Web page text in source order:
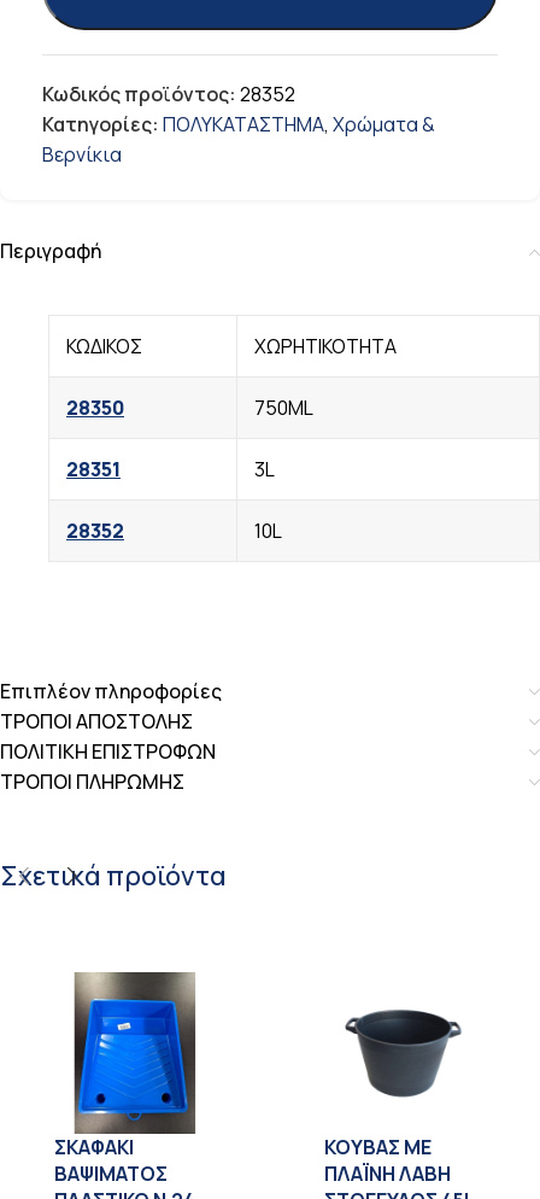
Κωδικός προϊόντος: 28352
Κατηγορίες: ΠΟΛΥΚΑΤΑΣΤΗΜΑ, Χρώματα &
Βερνίκια
Περιγραφή
ΚΩΔΙΚΟΣ ΧΩΡΗΤΙΚΟΤΗΤΑ
28350 750ML
28351 3L
28352 10L
Επιπλέον πληροφορίες
ΤΡΟΠΟΙ ΑΠΟΣΤΟΛΗΣ
ΠΟΛΙΤΙΚΗ ΕΠΙΣΤΡΟΦΩΝ
ΤΡΟΠΟΙ ΠΛΗΡΩΜΗΣ
Σχετικά προϊόντα
ΣΚΑΦΑΚΙ
ΒΑΨΙΜΑΤΟΣ
KOYBAΣ ΜΕ
ΠΛΑΪΝΗ ΛΑΒΗ